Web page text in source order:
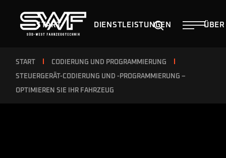
START DIENSTLEISTUNGEN
START CODIERUNG UND PROGRAMMIERUNG
STEUERGERÄT-CODIERUNG UND -PROGRAMMIERUNG –
OPTIMIEREN SIE IHR FAHRZEUG